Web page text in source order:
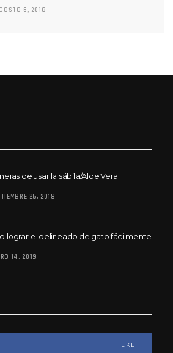
6, 2018
de usar la sábila/Aloe Vera
26, 2018
lograr el delineado de gato fácilmente
14, 2019
LIKE